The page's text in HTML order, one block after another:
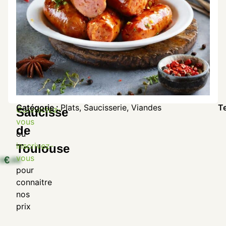
Saucisse
de
Toulouse
€
Connectez-
vous
ou
inscrivez-
vous
pour
connaitre
nos
prix
Catégorie :Plats, Saucisserie, Viandes